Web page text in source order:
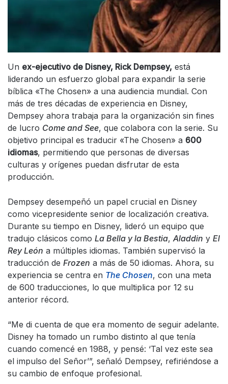
Un ex-ejecutivo de Disney, Rick Dempsey, está
liderando un esfuerzo global para expandir la serie
bíblica «The Chosen» a una audiencia mundial. Con
más de tres décadas de experiencia en Disney,
Dempsey ahora trabaja para la organización sin fines
de lucro Come and See, que colabora con la serie. Su
objetivo principal es traducir «The Chosen» a 600
idiomas, permitiendo que personas de diversas
culturas y orígenes puedan disfrutar de esta
producción.
Dempsey desempeñó un papel crucial en Disney
como vicepresidente senior de localización creativa.
Durante su tiempo en Disney, lideró un equipo que
tradujo clásicos como La Bella y la Bestia, Aladdin y El
Rey León a múltiples idiomas. También supervisó la
traducción de Frozen a más de 50 idiomas. Ahora, su
experiencia se centra en The Chosen, con una meta
de 600 traducciones, lo que multiplica por 12 su
anterior récord.
“Me di cuenta de que era momento de seguir adelante.
Disney ha tomado un rumbo distinto al que tenía
cuando comencé en 1988, y pensé: ‘Tal vez este sea
el impulso del Señor’”, señaló Dempsey, refiriéndose a
su cambio de enfoque profesional.